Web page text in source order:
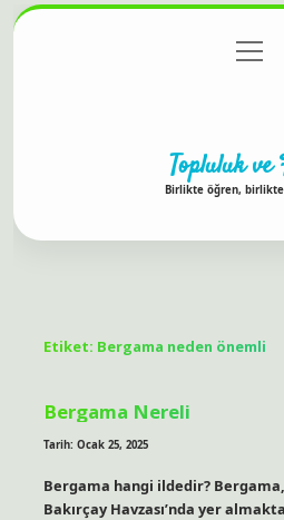
Gizlilikmenüyü
aç
Topluluk
Birlikte öğren,
Etiket: Bergama neden önemli
Bergama Nereli
Tarih: Ocak 25, 2025
Bergama hangi ildedir?
Bakırçay Havzası’nda yer